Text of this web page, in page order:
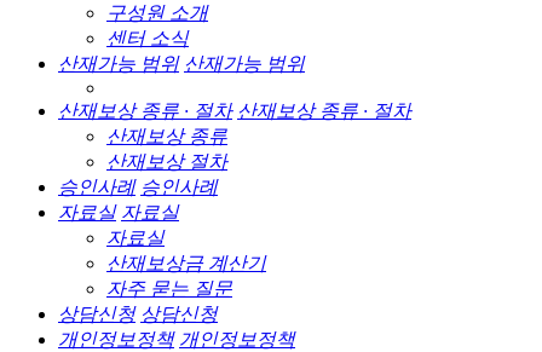
구성원 소개
센터 소식
산재가능 범위 산재가능 범위
산재보상 종류 · 절차 산재보상 종류 · 절차
산재보상 종류
산재보상 절차
승인사례 승인사례
자료실 자료실
자료실
산재보상금 계산기
자주 묻는 질문
상담신청 상담신청
개인정보정책 개인정보정책